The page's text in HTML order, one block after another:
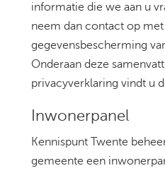
informatie die we aan u
neem dan contact op
gegevensbescherming
Onderaan deze
privacyverklaring vindt u
Inwonerpanel
Kennispunt Twente
gemeente een